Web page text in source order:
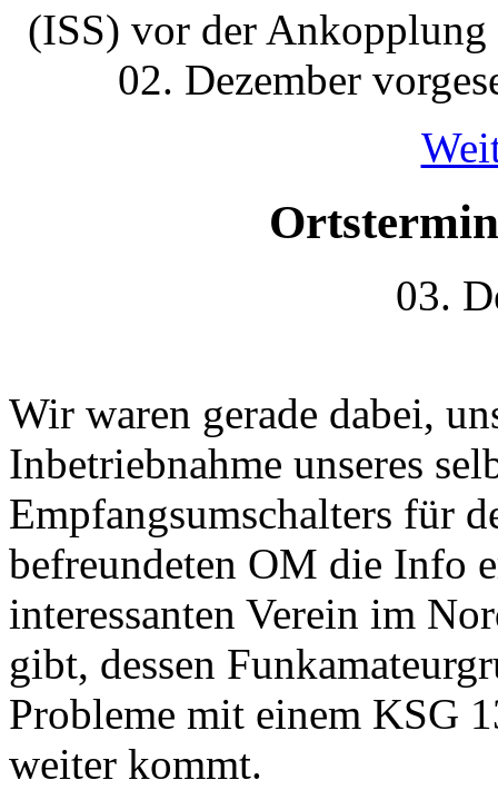
(ISS) vor der
02. Dezember
03.
Wir waren gerade dabei,
Inbetriebnahme unseres
Empfangsumschalters für
befreundeten OM die Info
interessanten Verein im
gibt, dessen
Probleme mit einem KSG
weiter kommt.